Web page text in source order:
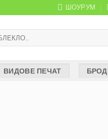
ШОУРУМ
ВИДОВЕ ПЕЧАТ